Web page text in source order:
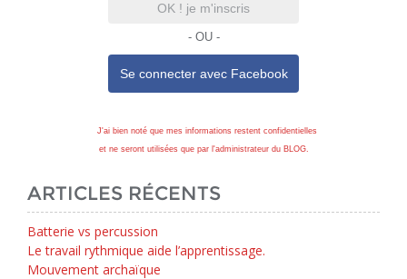
OK ! je m'inscris
- OU -
Se connecter avec Facebook
J'ai bien noté que mes informations restent confidentielles
et ne seront utilisées que par l'administrateur du BLOG.
ARTICLES RÉCENTS
Batterie vs percussion
Le travail rythmique aide l’apprentissage.
Mouvement archaïque